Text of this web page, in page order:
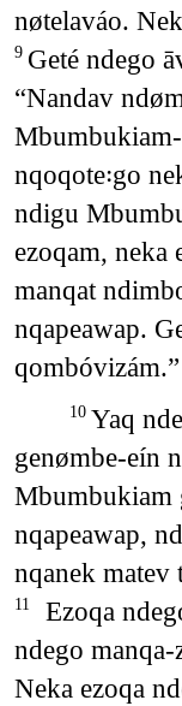
nøtelaváo.
9 Geté ndego
“Nandav
Mbumbukiam-
nqoqote꞉go
ndigu
ezoqam, neka
manqat
nqapeawap.
qombóvizám.”
10 Yaq
genømbe-eín
Mbumbukiam
nqapeawap,
nqanek
11
Ezoqa
ndego manqa-
Neka ezoqa